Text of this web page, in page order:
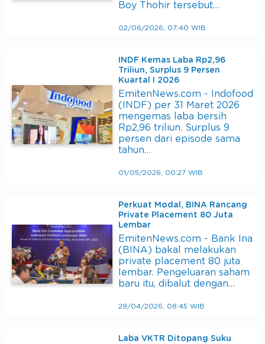
Boy Thohir tersebut…
02/06/2026, 07:40 WIB
INDF Kemas Laba Rp2,96
Triliun, Surplus 9 Persen
Kuartal I 2026
EmitenNews.com - Indofood
(INDF) per 31 Maret 2026
mengemas laba bersih
Rp2,96 triliun. Surplus 9
persen dari episode sama
tahun…
01/05/2026, 00:27 WIB
Perkuat Modal, BINA Rancang
Private Placement 80 Juta
Lembar
EmitenNews.com - Bank Ina
(BINA) bakal melakukan
private placement 80 juta
lembar. Pengeluaran saham
baru itu, dibalut dengan…
29/04/2026, 08:45 WIB
Laba VKTR Ditopang Suku